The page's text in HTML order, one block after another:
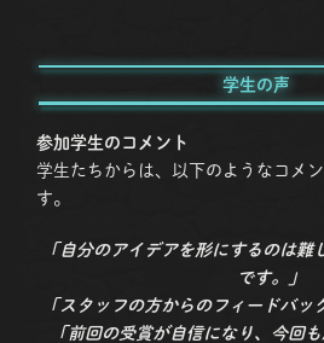
学生の声
参加学生のコメント
学生たちからは、以下のようなコメ
す。
「自分のアイデアを形にするのは難
です。」
「スタッフの方からのフィードバッ
「前回の受賞が自信になり、今回